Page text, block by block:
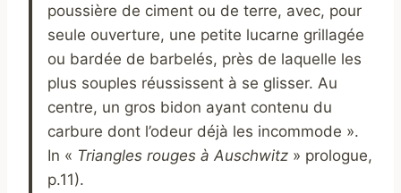
poussière de ciment ou de terre, avec, pour
seule ouverture, une petite lucarne grillagée
ou bardée de barbelés, près de laquelle les
plus souples réussissent à se glisser. Au
centre, un gros bidon ayant contenu du
carbure dont l’odeur déjà les incommode ».
In « Triangles rouges à Auschwitz » prologue,
p.11).